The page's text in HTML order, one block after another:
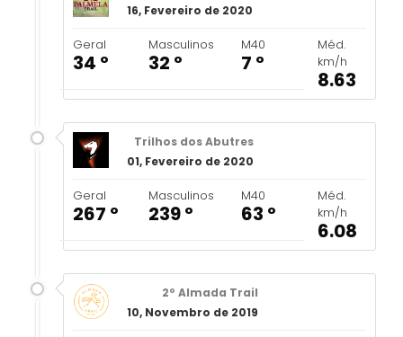
16, Fevereiro de 2020
Geral
34 º
Masculinos
32 º
M40
7 º
Méd.
km/h
8.63
Trilhos dos Abutres
01, Fevereiro de 2020
Geral
267 º
Masculinos
239 º
M40
63 º
Méd.
km/h
6.08
2º Almada Trail
10, Novembro de 2019